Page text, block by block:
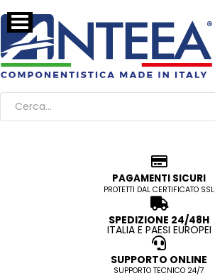
PAGAMENTI SICURI
PROTETTI DAL CERTIFICATO SSL
SPEDIZIONE 24/48H
ITALIA E PAESI EUROPEI
SUPPORTO ONLINE
SUPPORTO TECNICO 24/7